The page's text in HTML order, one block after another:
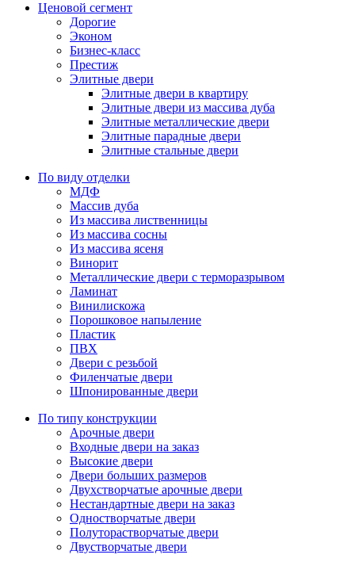
Ценовой сегмент
Дорогие
Эконом
Бизнес-класс
Престиж
Элитные двери
Элитные двери в квартиру
Элитные двери из массива дуба
Элитные металлические двери
Элитные парадные двери
Элитные стальные двери
По виду отделки
МДФ
Массив дуба
Из массива лиственницы
Из массива сосны
Из массива ясеня
Винорит
Металлические двери с терморазрывом
Ламинат
Винилискожа
Порошковое напыление
Пластик
ПВХ
Двери с резьбой
Филенчатые двери
Шпонированные двери
По типу конструкции
Арочные двери
Входные двери на заказ
Высокие двери
Двери больших размеров
Двухстворчатые арочные двери
Нестандартные двери на заказ
Одностворчатые двери
Полуторастворчатые двери
Двустворчатые двери